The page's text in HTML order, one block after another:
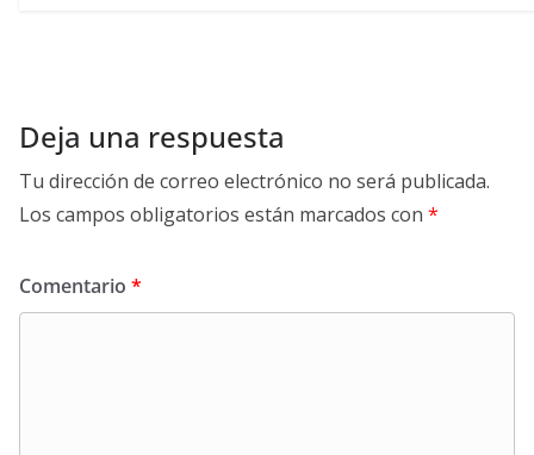
Deja una respuesta
Tu dirección de correo electrónico no será publicada.
Los campos obligatorios están marcados con *
Comentario *